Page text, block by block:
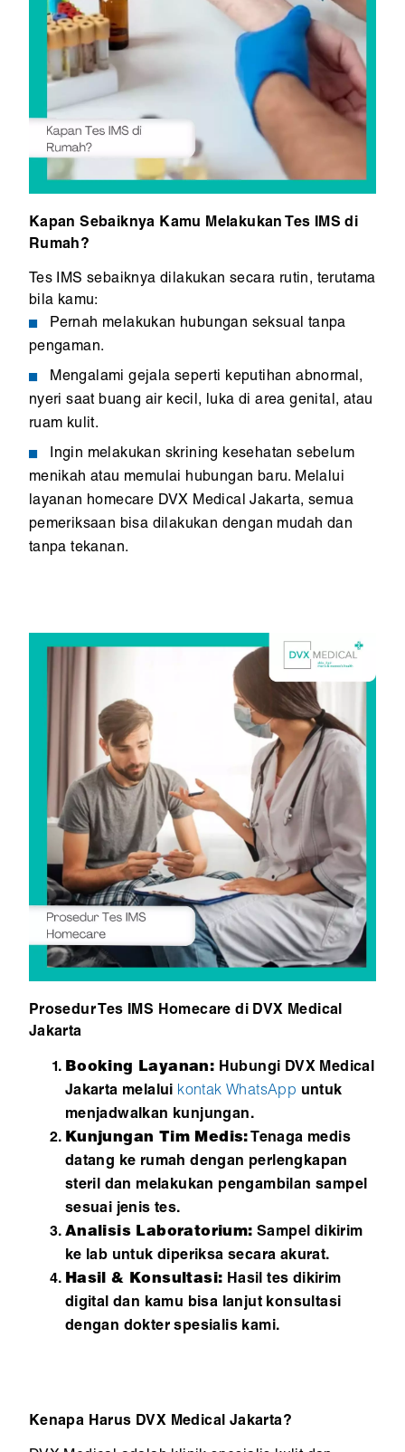
Kapan Sebaiknya Kamu Melakukan Tes IMS di
Rumah?
Tes IMS sebaiknya dilakukan secara rutin, terutama
bila kamu:
Pernah melakukan hubungan seksual tanpa
pengaman.
Mengalami gejala seperti keputihan abnormal,
nyeri saat buang air kecil, luka di area genital, atau
ruam kulit.
Ingin melakukan skrining kesehatan sebelum
menikah atau memulai hubungan baru. Melalui
layanan homecare DVX Medical Jakarta, semua
pemeriksaan bisa dilakukan dengan mudah dan
tanpa tekanan.
Prosedur Tes IMS Homecare di DVX Medical
Jakarta
Booking Layanan: Hubungi DVX Medical
Jakarta melalui kontak WhatsApp untuk
menjadwalkan kunjungan.
Kunjungan Tim Medis: Tenaga medis
datang ke rumah dengan perlengkapan
steril dan melakukan pengambilan sampel
sesuai jenis tes.
Analisis Laboratorium: Sampel dikirim
ke lab untuk diperiksa secara akurat.
Hasil & Konsultasi: Hasil tes dikirim
digital dan kamu bisa lanjut konsultasi
dengan dokter spesialis kami.
Kenapa Harus DVX Medical Jakarta?